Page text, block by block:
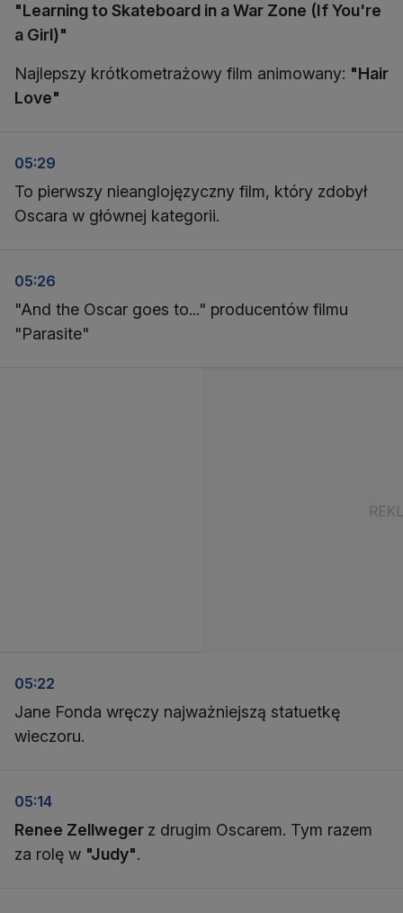
"Learning to Skateboard in a War Zone (If You're
a Girl)"
Najlepszy krótkometrażowy film animowany: "Hair
Love"
05:29
To pierwszy nieanglojęzyczny film, który zdobył
Oscara w głównej kategorii.
05:26
"And the Oscar goes to..." producentów filmu
"Parasite"
05:22
Jane Fonda wręczy najważniejszą statuetkę
wieczoru.
05:14
Renee Zellweger z drugim Oscarem. Tym razem
za rolę w "Judy".